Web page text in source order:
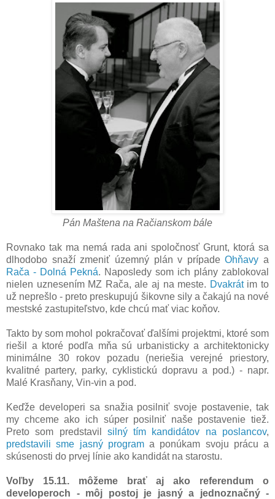
Pán Maštena na Račianskom bále
Rovnako tak ma nemá rada ani spoločnosť Grunt, ktorá sa
dlhodobo snaží zmeniť územný plán v prípadeOhňavy a
Rača - Dolná Pekná. Naposledy som ich plány zablokoval
nielen uznesením MZ Rača, ale aj na meste. Dvakrátim to
už neprešlo - preto preskupujú šikovne sily a čakajú na nové
mestské zastupiteľstvo, kde chcú mať viac koňov.
Takto by som mohol pokračovať ďalšími projektmi, ktoré som
riešil a ktoré podľa mňa sú urbanisticky a architektonicky
minimálne 30 rokov pozadu (neriešia verejné priestory,
kvalitné partery, parky, cyklistickú dopravu a pod.) - napr.
Malé Krasňany, Vin-vin a pod.
Keďže developeri sa snažia posilniť svoje postavenie, tak
my chceme ako ich súper posilniť naše postavenie tiež.
Preto som predstavil silný tím kandidátov na poslancov,
predstavili sme jasný programa ponúkam svoju prácu a
skúsenosti do prvej línie ako kandidát na starostu.
Voľby 15.11. môžeme brať aj ako referendum o
developeroch - môj postoj je jasný a jednoznačný -